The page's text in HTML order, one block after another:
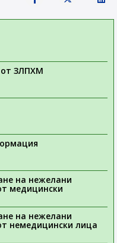
от ЗЛПХМ
на нежелани
медицински
на нежелани
немедицински лица